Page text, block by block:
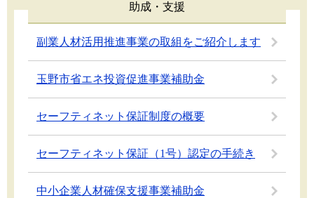
助成・支援
副業人材活用推進事業の取組をご紹介します
玉野市省エネ投資促進事業補助金
セーフティネット保証制度の概要
セーフティネット保証（1号）認定の手続き
中小企業人材確保支援事業補助金